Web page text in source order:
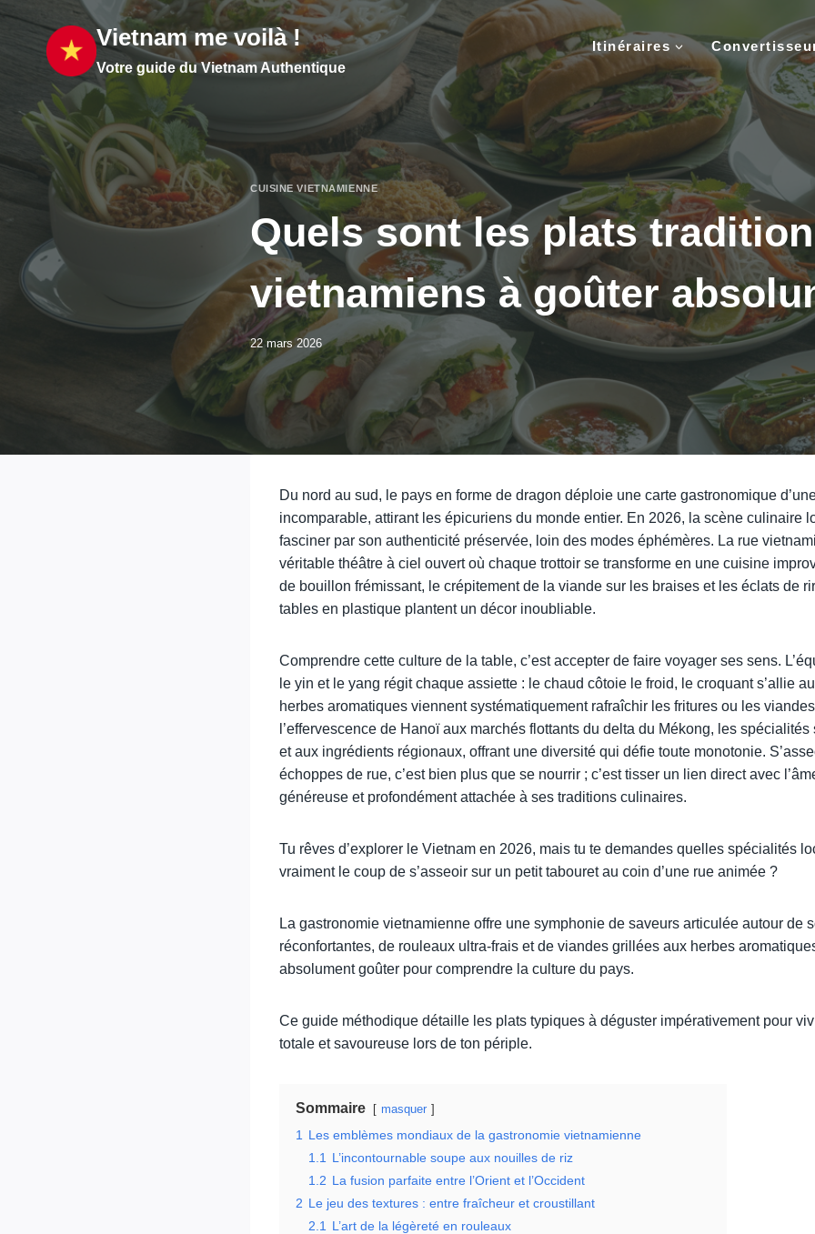
Aller
contenu
Vietnam me voilà !
Votre guide du Vietnam Authentique
Itinéraires
CUISINE VIETNAMIENNE
Quels sont les plats
vietnamiens à goûter
22 mars 2026
Du nord au sud, le pays en forme de dragon déploie une carte gastronomique
incomparable, attirant les épicuriens du monde entier. En 2026, la scène culinaire
fasciner par son authenticité préservée, loin des modes éphémères. La rue
véritable théâtre à ciel ouvert où chaque trottoir se transforme en une cuisine
de bouillon frémissant, le crépitement de la viande sur les braises et les éclats de
tables en plastique plantent un décor inoubliable.
Comprendre cette culture de la table, c’est accepter de faire voyager ses sens.
le yin et le yang régit chaque assiette : le chaud côtoie le froid, le croquant s’allie
herbes aromatiques viennent systématiquement rafraîchir les fritures ou les
l’effervescence de Hanoï aux marchés flottants du delta du Mékong, les spécialités
et aux ingrédients régionaux, offrant une diversité qui défie toute monotonie.
échoppes de rue, c’est bien plus que se nourrir ; c’est tisser un lien direct avec
généreuse et profondément attachée à ses traditions culinaires.
Tu rêves d’explorer le Vietnam en 2026, mais tu te demandes quelles spécialités
vraiment le coup de s’asseoir sur un petit tabouret au coin d’une rue animée ?
La gastronomie vietnamienne offre une symphonie de saveurs articulée autour de
réconfortantes, de rouleaux ultra-frais et de viandes grillées aux herbes
absolument goûter pour comprendre la culture du pays.
Ce guide méthodique détaille les plats typiques à déguster impérativement pour
totale et savoureuse lors de ton périple.
Sommaire masquer
1
Les emblèmes mondiaux de la gastronomie vietnamienne
1.1
L’incontournable soupe aux nouilles de riz
1.2 La fusion parfaite entre l’Orient et l’Occident
2 Le jeu des textures : entre fraîcheur et croustillant
2.1
L’art de la légèreté en rouleaux